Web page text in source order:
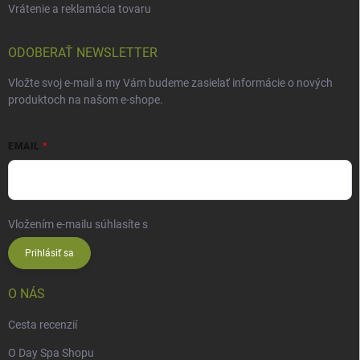
Vrátenie a reklamácia tovaru
ODOBERAŤ NEWSLETTER
Vložte svoj e-mail a my Vám budeme zasielať informácie o nových
produktoch na našom e-shope.
EMAIL
Vložením e-mailu súhlasíte s
Prihlásiť sa
O NÁS
Cesta recenzií
O Day Spa Shopu